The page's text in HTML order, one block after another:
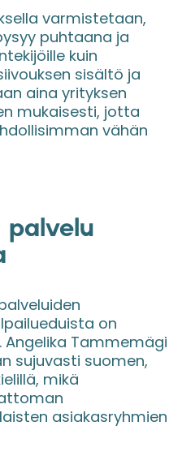
varmistetaan,
puhtaana ja
kuin
sisältö ja
aina yrityksen
mukaisesti, jotta
vähän
palvelu
on
Angelika Tammemägi
sujuvasti suomen,
mikä
asiakasryhmien